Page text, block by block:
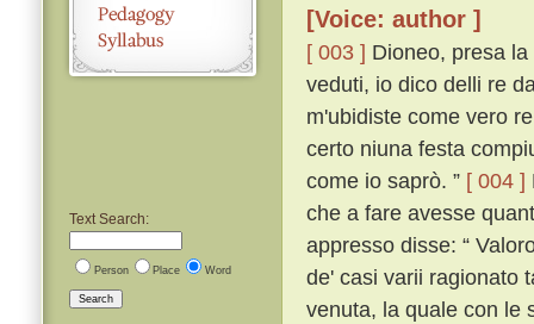
Text Search:
Person Place Word
Search
[Voice: author ]
[ 003 ] Dioneo, presa
veduti, io dico delli re
m'ubidiste come vero
certo niuna festa
come io saprò. ” [ 004 ]
che a fare avesse
appresso disse: “
de' casi varii ragionato
venuta, la quale con le